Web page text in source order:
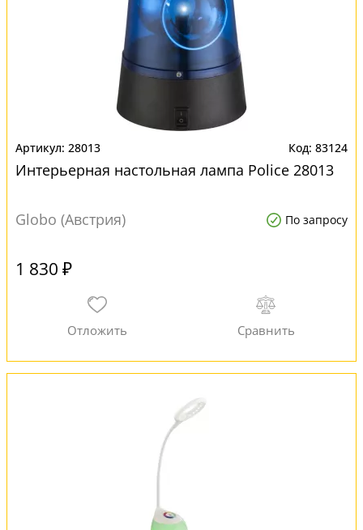
28013 83124
Интерьерная настольная лампа Police 28013
Globo (Австрия) По запросу
1 830 ₽